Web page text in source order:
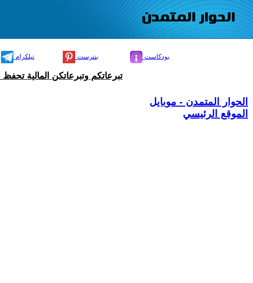
تيلكرام بنترست بودكاست
تبرعاتكم وتبرعاتكن المالية
الحوار المتمدن - موبايل
الموقع الرئيسي